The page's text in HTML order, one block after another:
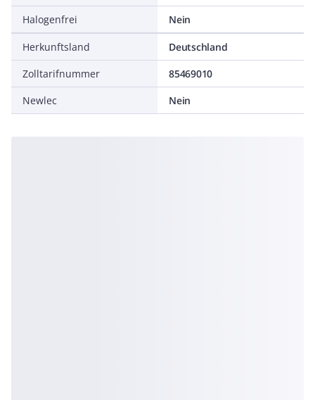
Halogenfrei
Nein
Herkunftsland
Deutschland
Zolltarifnummer
85469010
Newlec
Nein